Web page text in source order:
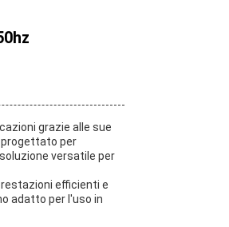
grazie alle sue
progettato per
versatile per
efficienti e
adatto per l'uso in